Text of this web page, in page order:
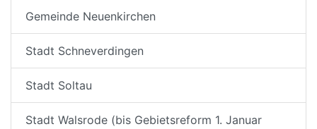
Gemeinde Neuenkirchen
Stadt Schneverdingen
Stadt Soltau
Stadt Walsrode (bis Gebietsreform 1. Januar